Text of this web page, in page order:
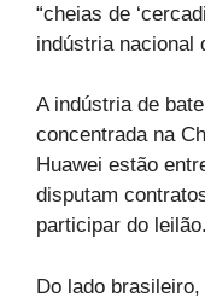
“cheias de
indústria nacional
A indústria de
concentrada na
Huawei estão
disputam
participar do leilão.
Do lado